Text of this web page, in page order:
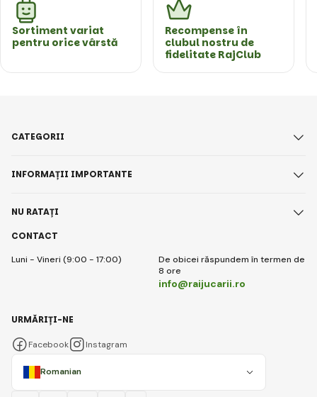
Sortiment variat
pentru orice vârstă
Recompense în
clubul nostru de
fidelitate RajClub
CONTACT
Luni - Vineri (9:00 - 17:00)
De obicei răspundem în termen de
8 ore
info@raijucarii.ro
CATEGORII
INFORMAȚII IMPORTANTE
NU RATAȚI
Romanian
URMĂRIȚI-NE
Facebook Instagram